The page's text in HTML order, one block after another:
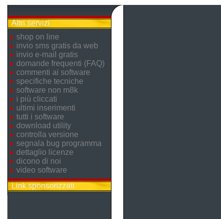
Altri servizi
shop on line
invio sms gratis da web
invio e-mail gratis
domande frequenti (FAQ)
commenti ai software
specifiche tecniche
software non m8k
i più cliccati
ultimi inserimenti
tutti i software
download utility
controlla versione
segnala bug programma
dettaglio licenze
dicono di noi
video software
Link sponsorizzati